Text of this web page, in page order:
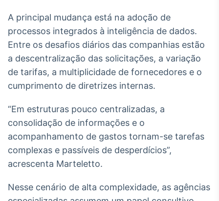
BroadFast
Gestão de
Investimentos
A principal mudança está na adoção de
processos integrados à inteligência de dados.
Entre os desafios diários das companhias estão
a descentralização das solicitações, a variação
de tarifas, a multiplicidade de fornecedores e o
cumprimento de diretrizes internas.
“Em estruturas pouco centralizadas, a
consolidação de informações e o
acompanhamento de gastos tornam-se tarefas
complexas e passíveis de desperdícios”,
acrescenta Marteletto.
Nesse cenário de alta complexidade, as agências